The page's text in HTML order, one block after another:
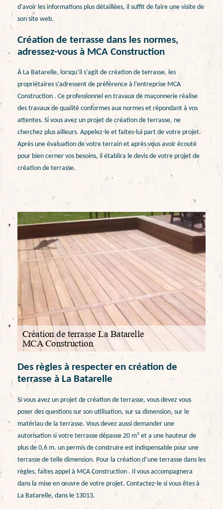
d'avoir les informations plus détaillées, il suffit de faire une visite de
son site web.
Création de terrasse dans les normes,
adressez-vous à MCA Construction
À La Batarelle, lorsqu’il s’agit de création de terrasse, les
propriétaires s’adressent de préférence à l’entreprise MCA
Construction . Ce professionnel en travaux de maçonnerie réalise
des travaux de qualité conformes aux normes et répondant à vos
attentes. Si vous avez un projet de création de terrasse, ne
cherchez plus ailleurs. Appelez-le et faites-lui part de votre projet.
Après une évaluation de votre terrain et après vous avoir écouté
pour bien cerner vos besoins, il établira le devis de votre projet de
création de terrasse.
Des règles à respecter en création de
terrasse à La Batarelle
Si vous avez un projet de création de terrasse, vous devez vous
poser des questions sur son utilisation, sur sa dimension, sur le
matériau de la terrasse. Vous devez aussi demander une
autorisation si votre terrasse dépasse 20 m² et a une hauteur de
plus de 0,6 m. un permis de construire est indispensable pour une
terrasse de telle dimension. Pour la création d’une terrasse dans les
règles, faites appel à MCA Construction . Il vous accompagnera
dans la mise en œuvre de votre projet. Contactez-le si vous êtes à
La Batarelle, dans le 13013.